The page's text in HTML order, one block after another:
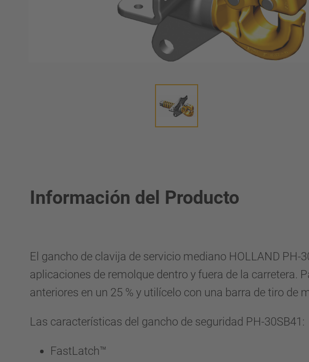
Información del Producto
El gancho de clavija de servicio mediano HOLLAND
aplicaciones de remolque dentro y fuera de la carretera.
anteriores en un 25 % y utilícelo con una barra de tiro de
Las características del gancho de seguridad PH-30SB41:
FastLatch™